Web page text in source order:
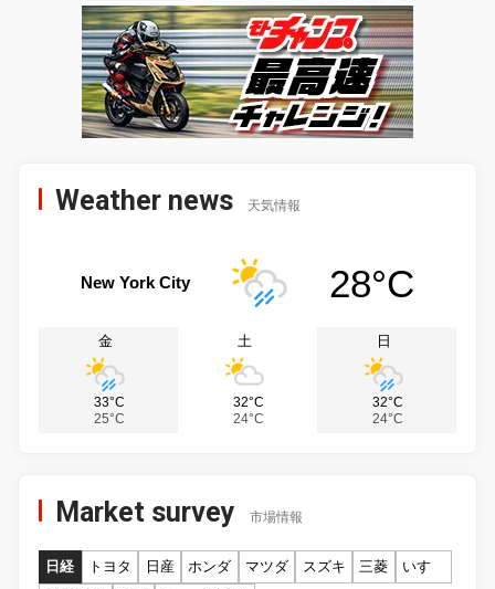
Weather news 天気情報
New York City 28°C
金
33°C
25°C
土
32°C
24°C
日
32°C
24°C
Market survey 市場情報
日経 トヨタ 日産 ホンダ マツダ スズキ 三菱
いすゞ